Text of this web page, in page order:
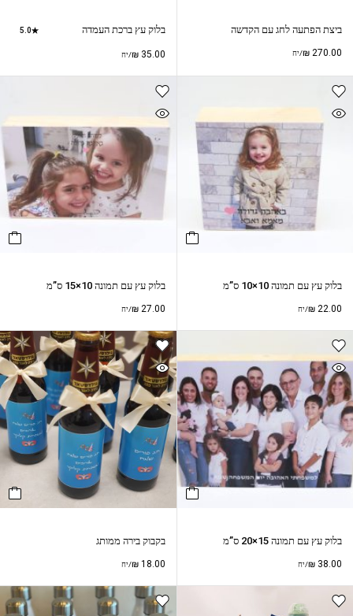
ביצת הפתעה לחג עם הקדשה
₪ 270.00 /יח
בלוק עץ ברכת העמדה 5.0
₪35.00 /יח
בלוק עץ עם תמונה 10×10 ס”מ
₪ 22.00 /יח
בלוק עץ עם תמונה 10×15 ס”מ
₪27.00 /יח
בלוק עץ עם תמונה 15×20 ס”מ
₪ 38.00 /יח
בקבוק בירה ממותג
₪18.00 /יח